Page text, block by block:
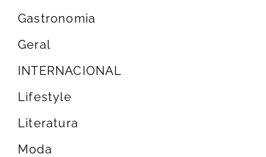
Gastronomia
Geral
INTERNACIONAL
Lifestyle
Literatura
Moda